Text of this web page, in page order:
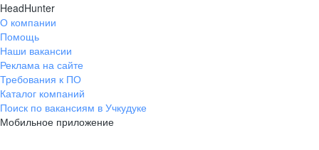
HeadHunter
О компании
Помощь
Наши вакансии
Реклама на сайте
Требования к ПО
Каталог компаний
Поиск по вакансиям в Учкудуке
Мобильное приложение